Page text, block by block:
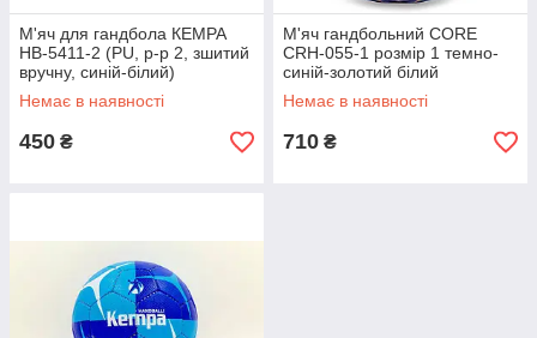
М'яч для гандбола КЕМРА
HB-5411-2 (PU, р-р 2, зшитий
вручну, синій-білий)
Немає в наявності
450 ₴
М'яч гандбольний CORE
CRH-055-1 розмір 1 темно-
синій-золотий білий
Немає в наявності
710 ₴